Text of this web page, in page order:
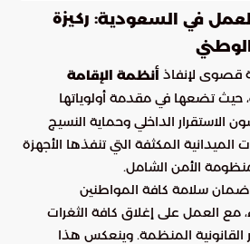
في السعودية: ركيزة
الوطني
قصوى لإنفاذ أنظمة الإقامة
، حيث تضعها في مقدمة أولوياتها
الاستقرار الداخلي وحماية النسيج
الميدانية المكثفة التي تنفذها الأجهزة
الأمن الشامل.
سلامة كافة المواطنين
مع العمل على إغلاق كافة الثغرات
القانونية المنظمة. وينعكس هذا